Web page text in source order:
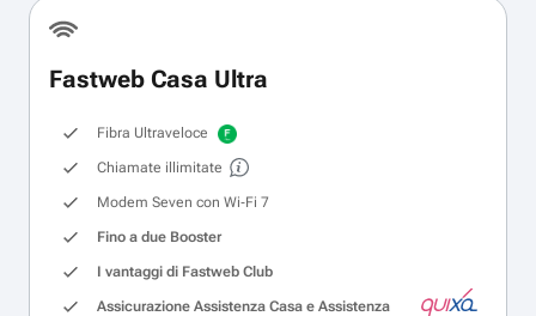
Fastweb Casa Ultra
Fibra Ultraveloce
Chiamate illimitate
Modem Seven con Wi‑Fi 7
Fino a due Booster
I vantaggi di Fastweb Club
Assicurazione Assistenza Casa e Assistenza